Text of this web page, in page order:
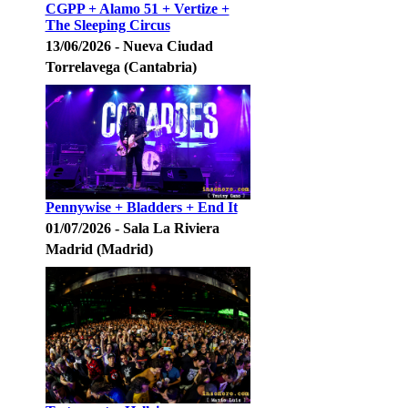
CGPP + Alamo 51 + Vertize +
The Sleeping Circus
13/06/2026 - Nueva Ciudad
Torrelavega (Cantabria)
Pennywise + Bladders + End It
01/07/2026 - Sala La Riviera
Madrid (Madrid)